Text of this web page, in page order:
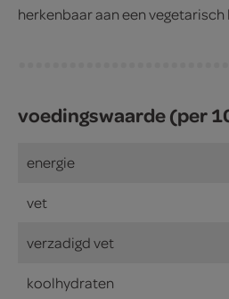
herkenbaar aan een vegetarisch
voedingswaarde (per
energie
vet
verzadigd vet
koolhydraten